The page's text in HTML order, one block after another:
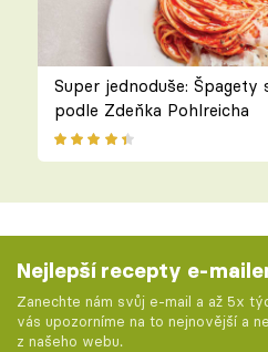
Super jednoduše:
podle Zdeňka Pohlreicha
Nejlepší recepty e-
Zanechte nám svůj e-mail a až 5x
vás upozorníme na to nejnovější a
z našeho webu.